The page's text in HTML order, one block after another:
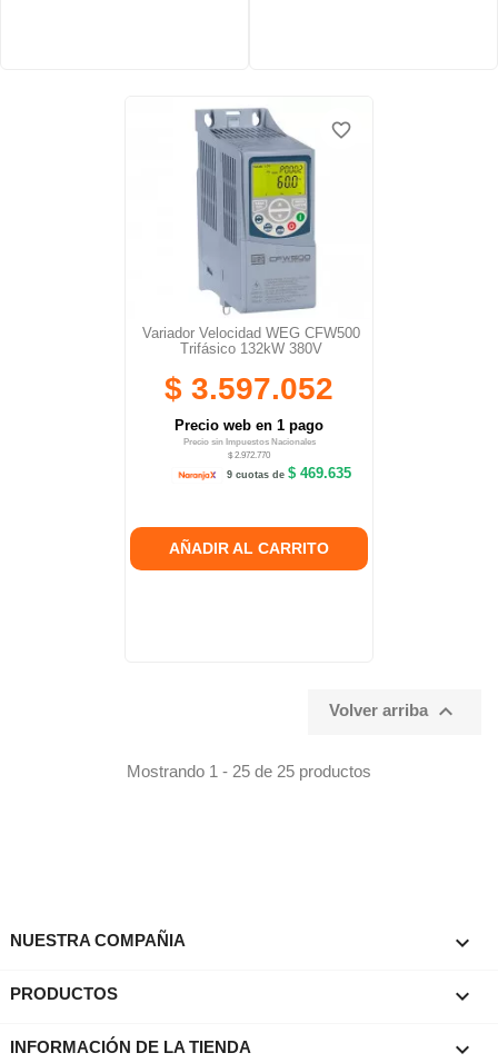
Variador Velocidad WEG CFW500
Trifásico 132kW 380V
$ 3.597.052
Precio web en 1 pago
Precio sin Impuestos Nacionales
$ 2.972.770
9 cuotas de $ 469.635
AÑADIR AL CARRITO
favorite_border
favorite_border
Volver arriba 
Mostrando 1 - 25 de 25 productos
NUESTRA COMPAÑIA 
PRODUCTOS 
INFORMACIÓN DE LA TIENDA keyboard_arrow_down